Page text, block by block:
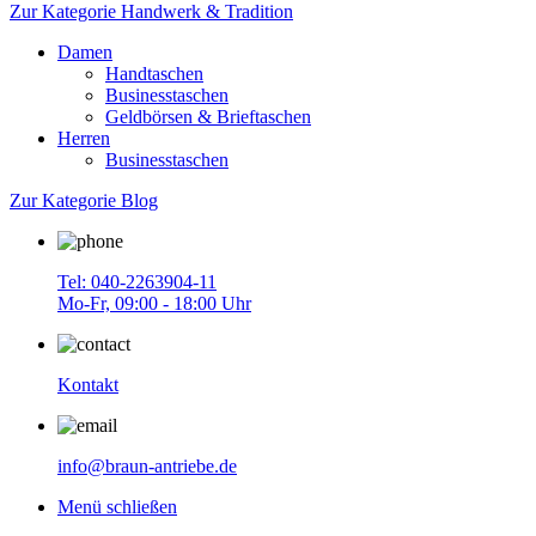
Zur Kategorie Handwerk & Tradition
Damen
Handtaschen
Businesstaschen
Geldbörsen & Brieftaschen
Herren
Businesstaschen
Zur Kategorie Blog
Tel: 040-2263904-11
Mo-Fr, 09:00 - 18:00 Uhr
Kontakt
info@braun-antriebe.de
Menü schließen